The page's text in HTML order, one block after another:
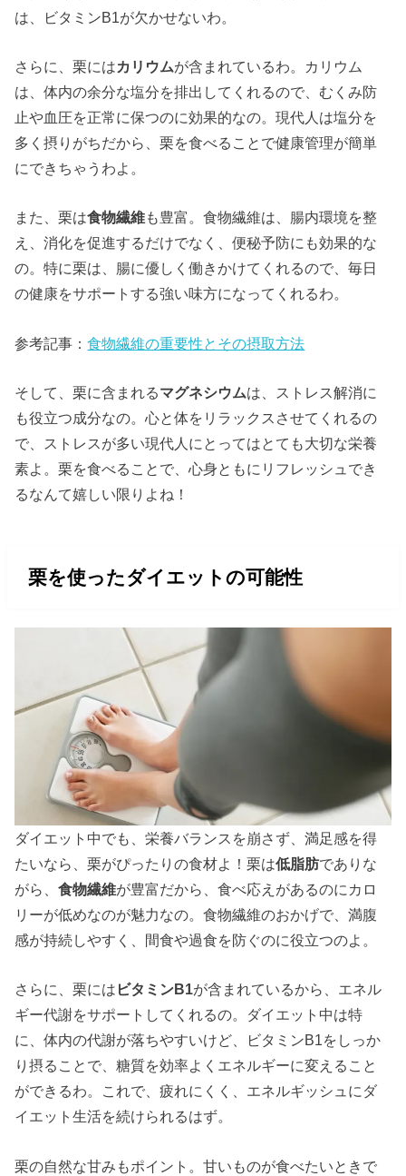
は、ビタミンB1が欠かせないわ。
さらに、栗にはカリウムが含まれているわ。カリウム
は、体内の余分な塩分を排出してくれるので、むくみ防
止や血圧を正常に保つのに効果的なの。現代人は塩分を
多く摂りがちだから、栗を食べることで健康管理が簡単
にできちゃうわよ。
また、栗は食物繊維も豊富。食物繊維は、腸内環境を整
え、消化を促進するだけでなく、便秘予防にも効果的な
の。特に栗は、腸に優しく働きかけてくれるので、毎日
の健康をサポートする強い味方になってくれるわ。
参考記事：食物繊維の重要性とその摂取方法
そして、栗に含まれるマグネシウムは、ストレス解消に
も役立つ成分なの。心と体をリラックスさせてくれるの
で、ストレスが多い現代人にとってはとても大切な栄養
素よ。栗を食べることで、心身ともにリフレッシュでき
るなんて嬉しい限りよね！
栗を使ったダイエットの可能性
ダイエット中でも、栄養バランスを崩さず、満足感を得
たいなら、栗がぴったりの食材よ！栗は低脂肪でありな
がら、食物繊維が豊富だから、食べ応えがあるのにカロ
リーが低めなのが魅力なの。食物繊維のおかげで、満腹
感が持続しやすく、間食や過食を防ぐのに役立つのよ。
さらに、栗には ビタミンB1が含まれているから、エネル
ギー代謝をサポートしてくれるの。ダイエット中は特
に、体内の代謝が落ちやすいけど、ビタミンB1をしっか
り摂ることで、糖質を効率よくエネルギーに変えること
ができるわ。これで、疲れにくく、エネルギッシュにダ
イエット生活を続けられるはず。
栗の自然な甘みもポイント。甘いものが食べたいときで